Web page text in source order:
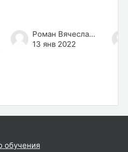
Роман Вячеславович Алексеев
13 янв 2022
обучения